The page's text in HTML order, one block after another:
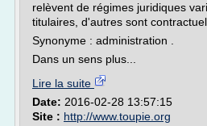
relèvent de régimes juridiques
titulaires, d'autres sont
Synonyme : administration .
Dans un sens plus...
Lire la suite
Date: 2016-02-28 13:57:15
Site : http://www.toupie.org